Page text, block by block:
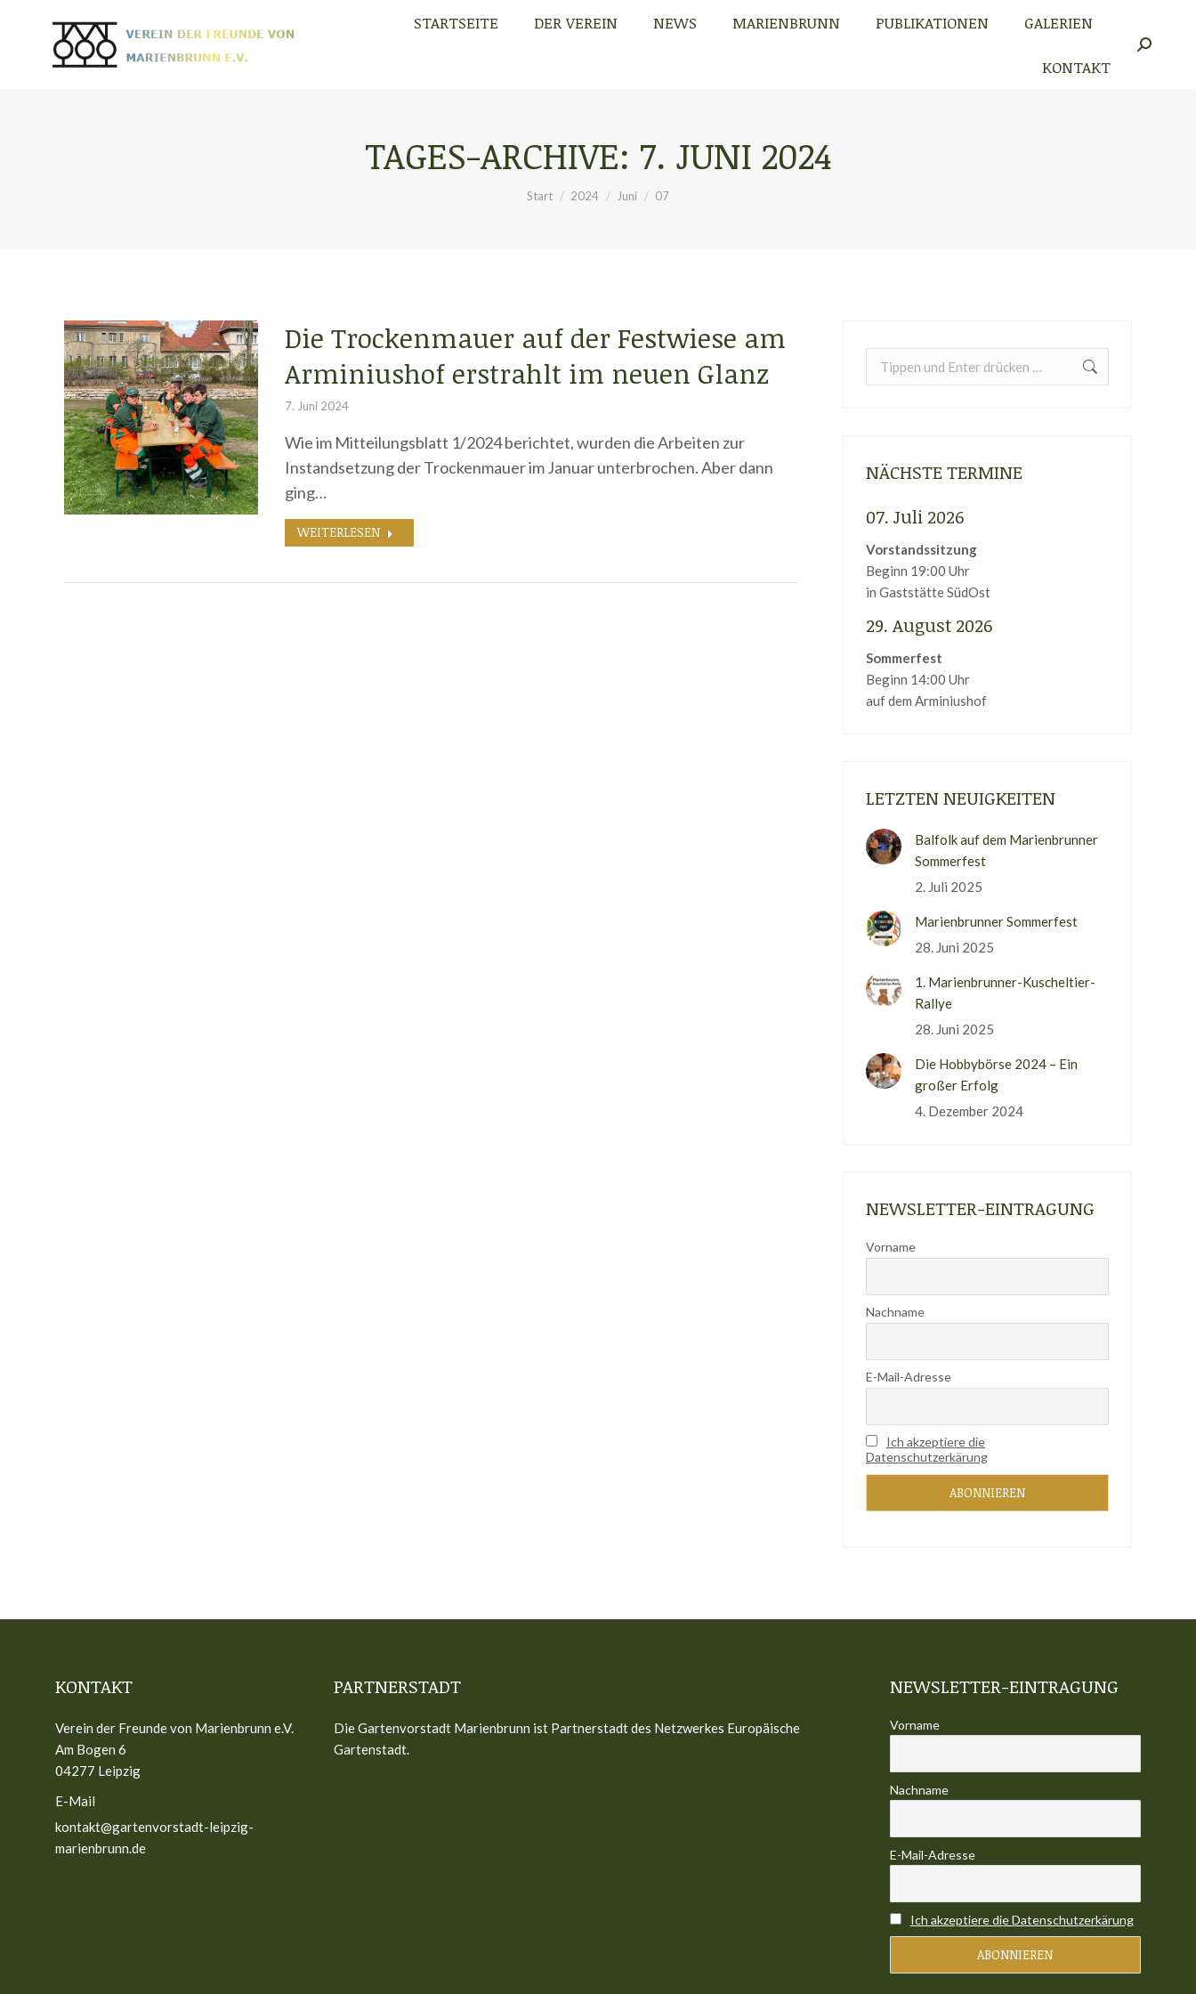
STARTSEITE DER VEREIN NEWS MARIENBRUNN PUBLIKATIONEN GALERIEN
KONTAKT
Search:
TAGES-ARCHIVE: 7. JUNI 2024
Sie befinden sich hier:
Start 2024 Juni 07
Die Trockenmauer auf der Festwiese am
Arminiushof erstrahlt im neuen Glanz
7. Juni 2024
Wie im Mitteilungsblatt 1/2024 berichtet, wurden die Arbeiten zur
Instandsetzung der Trockenmauer im Januar unterbrochen. Aber dann
ging…
WEITERLESEN
Search:
NÄCHSTE TERMINE
07. Juli 2026
Vorstandssitzung
Beginn 19:00 Uhr
in Gaststätte SüdOst
29. August 2026
Sommerfest
Beginn 14:00 Uhr
auf dem Arminiushof
LETZTEN NEUIGKEITEN
Balfolk auf dem Marienbrunner
Sommerfest
2. Juli 2025
Marienbrunner Sommerfest
28. Juni 2025
1. Marienbrunner-Kuscheltier-
Rallye
28. Juni 2025
Die Hobbybörse 2024 – Ein
großer Erfolg
4. Dezember 2024
NEWSLETTER-EINTRAGUNG
Vorname
Nachname
E-Mail-Adresse
Ich akzeptiere die
Datenschutzerkärung
KONTAKT
Verein der Freunde von Marienbrunn e.V.
Am Bogen 6
04277 Leipzig
E-Mail
kontakt@gartenvorstadt-leipzig-
marienbrunn.de
PARTNERSTADT
Die Gartenvorstadt Marienbrunn ist Partnerstadt des Netzwerkes Europäische
Gartenstadt.
NEWSLETTER-EINTRAGUNG
Vorname
Nachname
E-Mail-Adresse
Ich akzeptiere die Datenschutzerkärung
STARTSEITE DER VEREIN NEWS MARIENBRUNN PUBLIKATIONEN
GALERIEN
Search: